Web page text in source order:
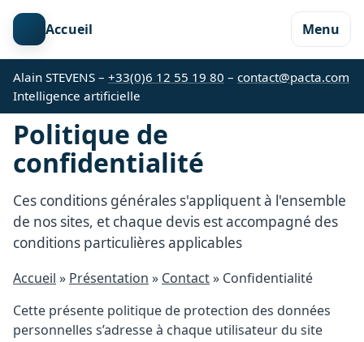
Accueil Menu
Alain STEVENS – +33(0)6 12 55 19 80 – contact@pacta.com
Intelligence artificielle
Politique de
confidentialité
Ces conditions générales s'appliquent à l'ensemble
de nos sites, et chaque devis est accompagné des
conditions particulières applicables
Accueil » Présentation » Contact» Confidentialité
Cette présente politique de protection des données
personnelles s’adresse à chaque utilisateur du site